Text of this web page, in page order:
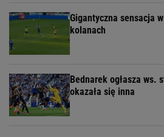
Gigantyczna sensacja
kolanach
Bednarek ogłasza ws.
okazała się inna